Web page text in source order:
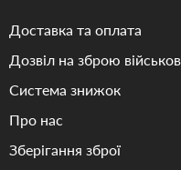
Доставка та оплата
Дозвіл на зброю
Система знижок
Про нас
Зберігання зброї